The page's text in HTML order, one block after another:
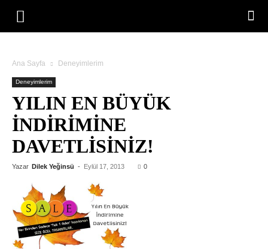
Ana Sayfa Deneyimlerim
Deneyimlerim
YILIN EN BÜYÜK
İNDIRIMINE
DAVETLISINIZ!
Yazar Dilek Yeğinsü - Eylül 17, 2013 0